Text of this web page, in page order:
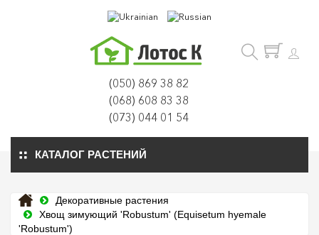
(050) 869 38 82
(068) 608 83 38
(073) 044 01 54
КАТАЛОГ РАСТЕНИЙ
Декоративные растения
Хвощ зимующий 'Robustum' (Equisetum hyemale
'Robustum')